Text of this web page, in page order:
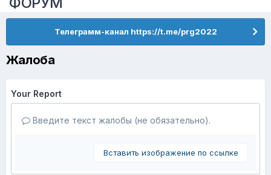
Телеграмм-канал https://t.me/prg2022
Жалоба
Your Report
Введите текст жалобы (не обязательно).
Вставить изображение по ссылке